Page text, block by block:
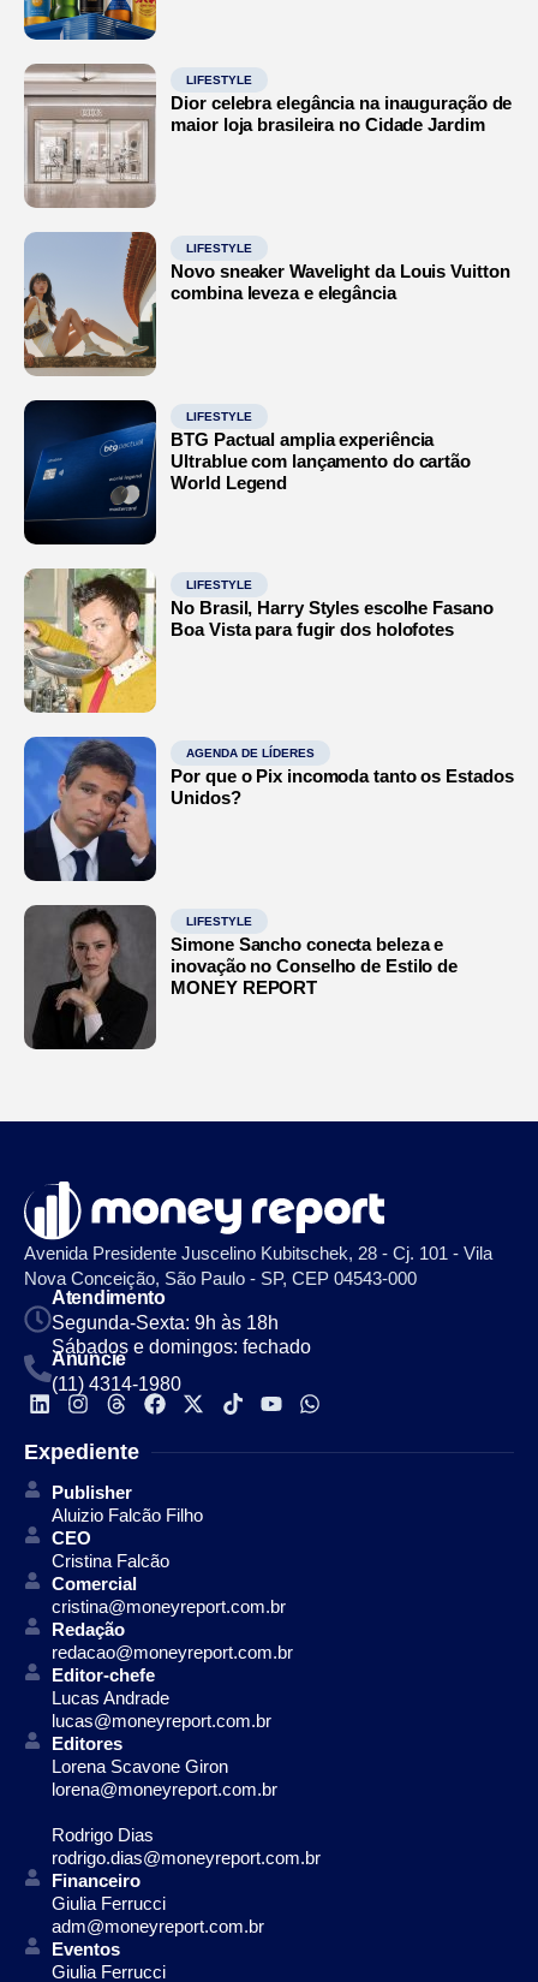
LIFESTYLE
Dior celebra elegância na inauguração de
maior loja brasileira no Cidade Jardim
LIFESTYLE
Novo sneaker Wavelight da Louis Vuitton
combina leveza e elegância
LIFESTYLE
BTG Pactual amplia experiência
Ultrablue com lançamento do cartão
World Legend
LIFESTYLE
No Brasil, Harry Styles escolhe Fasano
Boa Vista para fugir dos holofotes
AGENDA DE LÍDERES
Por que o Pix incomoda tanto os Estados
Unidos?
LIFESTYLE
Simone Sancho conecta beleza e
inovação no Conselho de Estilo de
MONEY REPORT
Avenida Presidente Juscelino Kubitschek, 28 - Cj. 101 - Vila
Nova Conceição, São Paulo - SP, CEP 04543-000
Atendimento
Segunda-Sexta: 9h às 18h
Sábados e domingos: fechado
Anuncie
(11) 4314-1980
Expediente
Publisher
Aluizio Falcão Filho
CEO
Cristina Falcão
Comercial
cristina@moneyreport.com.br
Redação
redacao@moneyreport.com.br
Editor-chefe
Lucas Andrade
lucas@moneyreport.com.br
Editores
Lorena Scavone Giron
lorena@moneyreport.com.br
Rodrigo Dias
rodrigo.dias@moneyreport.com.br
Financeiro
Giulia Ferrucci
adm@moneyreport.com.br
Eventos
Giulia Ferrucci